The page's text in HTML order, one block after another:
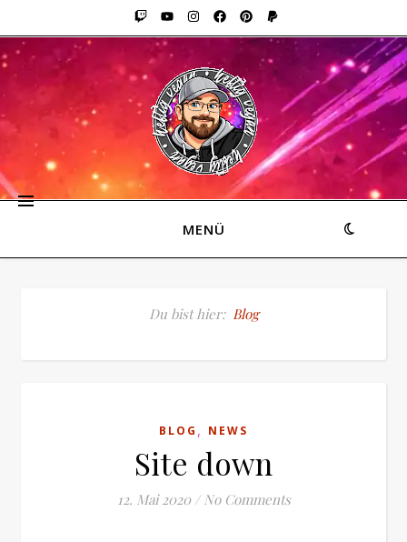
MENÜ
Du bist hier: Blog
BLOG , NEWS
Site down
12. Mai 2020 / No Comments